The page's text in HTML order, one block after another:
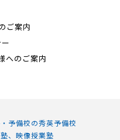
予備校の秀英予備校
、映像授業塾
ご案内
へのご案内